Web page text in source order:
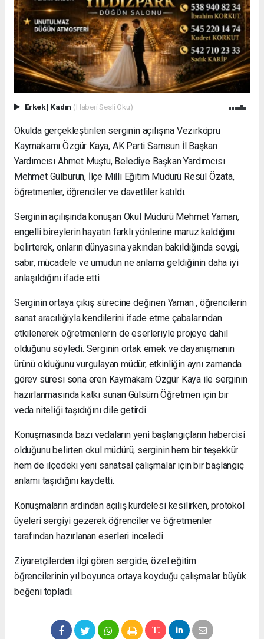
Erkek| Kadın (Haberi Sesli Oku)
Okulda gerçekleştirilen serginin açılışına Vezirköprü
Kaymakamı Özgür Kaya, AK Parti Samsun İl Başkan
Yardımcısı Ahmet Muştu, Belediye Başkan Yardımcısı
Mehmet Gülburun, İlçe Milli Eğitim Müdürü Resül Özata,
öğretmenler, öğrenciler ve davetliler katıldı.
Serginin açılışında konuşan Okul Müdürü Mehmet Yaman,
engelli bireylerin hayatın farklı yönlerine maruz kaldığını
belirterek, onların dünyasına yakından bakıldığında sevgi,
sabır, mücadele ve umudun ne anlama geldiğinin daha iyi
anlaşıldığını ifade etti.
Serginin ortaya çıkış sürecine değinen Yaman , öğrencilerin
sanat aracılığıyla kendilerini ifade etme çabalarından
etkilenerek öğretmenlerin de eserleriyle projeye dahil
olduğunu söyledi. Serginin ortak emek ve dayanışmanın
ürünü olduğunu vurgulayan müdür, etkinliğin aynı zamanda
görev süresi sona eren Kaymakam Özgür Kaya ile serginin
hazırlanmasında katkı sunan Gülsüm Öğretmen için bir
veda niteliği taşıdığını dile getirdi.
Konuşmasında bazı vedaların yeni başlangıçların habercisi
olduğunu belirten okul müdürü, serginin hem bir teşekkür
hem de ilçedeki yeni sanatsal çalışmalar için bir başlangıç
anlamı taşıdığını kaydetti.
Konuşmaların ardından açılış kurdelesi kesilirken, protokol
üyeleri sergiyi gezerek öğrenciler ve öğretmenler
tarafından hazırlanan eserleri inceledi.
Ziyaretçilerden ilgi gören sergide, özel eğitim
öğrencilerinin yıl boyunca ortaya koyduğu çalışmalar büyük
beğeni topladı.